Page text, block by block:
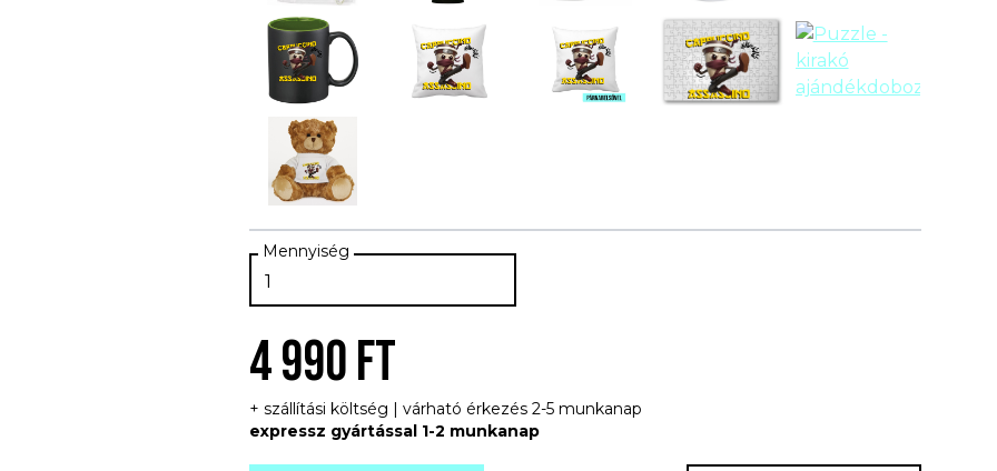
4 990 FT
+ szállítási költség | várható érkezés 2-5 munkanap
expressz gyártással 1-2 munkanap